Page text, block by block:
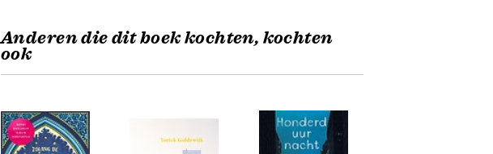
Anderen die dit boek kochten, kochten
ook